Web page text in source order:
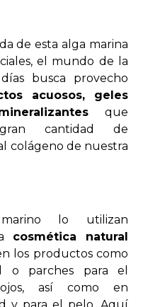
de esta alga marina
el mundo de la
busca provecho
acuosos, geles
que
cantidad de
colágeno de nuestra
lo utilizan
cosmética natural
los productos como
o parches para el
así como en
y para el pelo. Aquí